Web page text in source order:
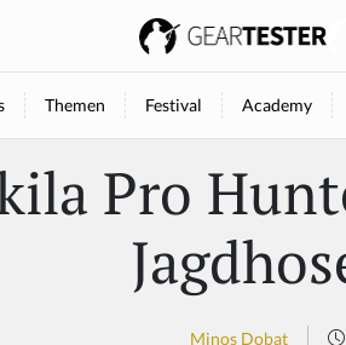
Themen Festival Academy
Pro
Minos Dobat